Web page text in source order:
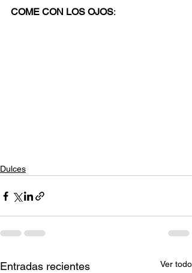
COME CON LOS OJOS:
Dulces
Entradas recientes Ver todo